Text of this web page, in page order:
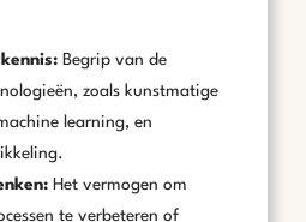
Begrip van de
zoals kunstmatige
learning, en
Het vermogen om
te verbeteren of